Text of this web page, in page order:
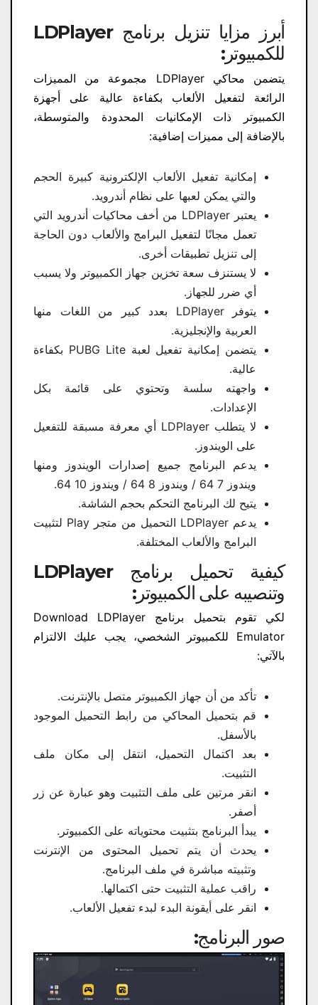
أبرز مزايا تنزيل برنامج LDPlayer
للكمبيوتر:
يتضمن محاكي LDPlayer مجموعة من المميزات
الرائعة لتفعيل الألعاب بكفاءة عالية على أجهزة
الكمبيوتر ذات الإمكانيات المحدودة والمتوسطة،
بالإضافة إلى مميزات إضافية:
إمكانية تفعيل الألعاب الإلكترونية كبيرة الحجم
والتي يمكن لعبها على نظام أندرويد.
يعتبر LDPlayer من أخف محاكيات أندرويد التي
تعمل مجانًا لتفعيل البرامج والألعاب دون الحاجة
إلى تنزيل تطبيقات أخرى.
لا يستنزف سعة تخزين جهاز الكمبيوتر ولا يسبب
أي ضرر للجهاز.
يتوفر LDPlayer بعدد كبير من اللغات منها
العربية والإنجليزية.
يتضمن إمكانية تفعيل لعبة PUBG Lite بكفاءة
عالية.
واجهته سلسة وتحتوي على قائمة بكل
الإعدادات.
لا يتطلب LDPlayer أي معرفة مسبقة للتفعيل
على الويندوز.
يدعم البرنامج جميع إصدارات الويندوز ومنها
ويندوز 7 64 / ويندوز 8 64 / ويندوز 10 64.
يتيح لك البرنامج التحكم بحجم الشاشة.
يدعم LDPlayer التحميل من متجر Play لتثبيت
البرامج والألعاب المختلفة.
كيفية تحميل برنامج LDPlayer
وتنصيبه على الكمبيوتر:
لكي تقوم بتحميل برنامج Download LDPlayer
Emulator​ للكمبيوتر الشخصي، يجب عليك الالتزام
بالآتي:
تأكد من أن جهاز الكمبيوتر متصل بالإنترنت.
قم بتحميل المحاكي من رابط التحميل الموجود
بالأسفل.
بعد اكتمال التحميل، انتقل إلى مكان ملف
التثبيت.
انقر مرتين على ملف التثبيت وهو عبارة عن زر
أصفر.
يبدأ البرنامج بتثبيت محتوياته على الكمبيوتر.
يحدث أن يتم تحميل المحتوى من الإنترنت
وتثبيته مباشرة في ملف البرنامج.
راقب عملية التثبيت حتى اكتمالها.
انقر على أيقونة البدء لبدء تفعيل الألعاب.
صور البرنامج: